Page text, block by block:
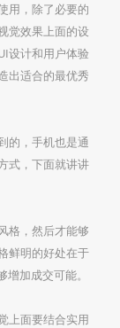
用，除了必要的
觉效果上面的设
设计和用户体验
出适合的最优秀
，手机也是通
式，下面就讲讲
，然后才能够
鲜明的好处在于
加成交可能。
面要结合实用